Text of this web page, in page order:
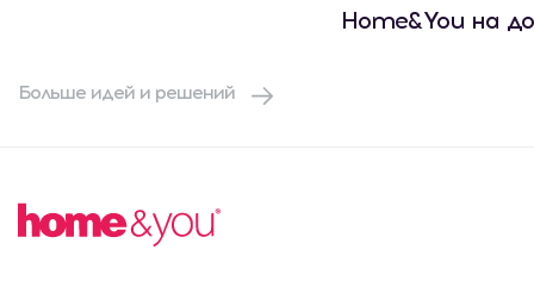
Home&You на
Больше идей и решений